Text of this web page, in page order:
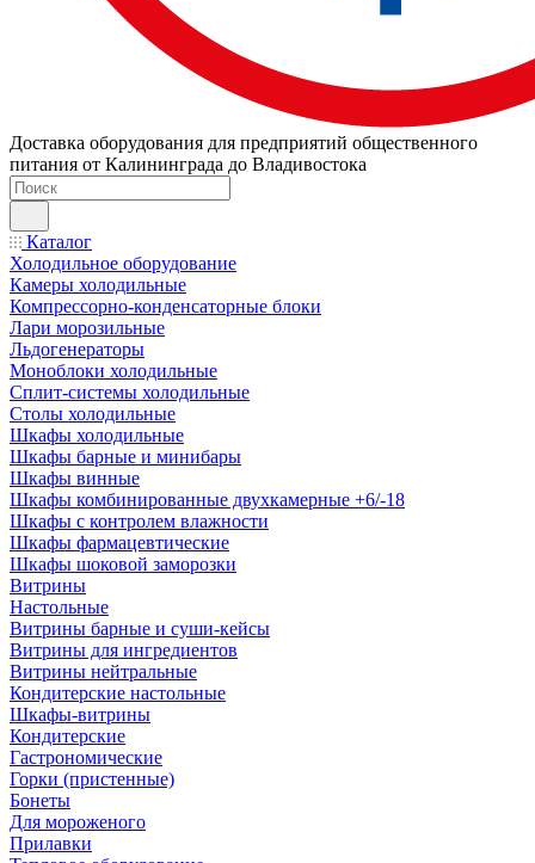
Доставка оборудования для предприятий общественного
питания от Калининграда до Владивостока
Каталог
Холодильное оборудование
Камеры холодильные
Компрессорно-конденсаторные блоки
Лари морозильные
Льдогенераторы
Моноблоки холодильные
Сплит-системы холодильные
Столы холодильные
Шкафы холодильные
Шкафы барные и минибары
Шкафы винные
Шкафы комбинированные двухкамерные +6/-18
Шкафы с контролем влажности
Шкафы фармацевтические
Шкафы шоковой заморозки
Витрины
Настольные
Витрины барные и суши-кейсы
Витрины для ингредиентов
Витрины нейтральные
Кондитерские настольные
Шкафы-витрины
Кондитерские
Гастрономические
Горки (пристенные)
Бонеты
Для мороженого
Прилавки